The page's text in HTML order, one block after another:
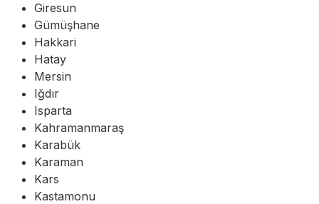
Giresun
Gümüşhane
Hakkari
Hatay
Mersin
Iğdır
Isparta
Kahramanmaraş
Karabük
Karaman
Kars
Kastamonu